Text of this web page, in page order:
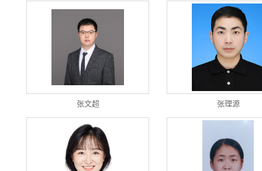
张文超 张理源